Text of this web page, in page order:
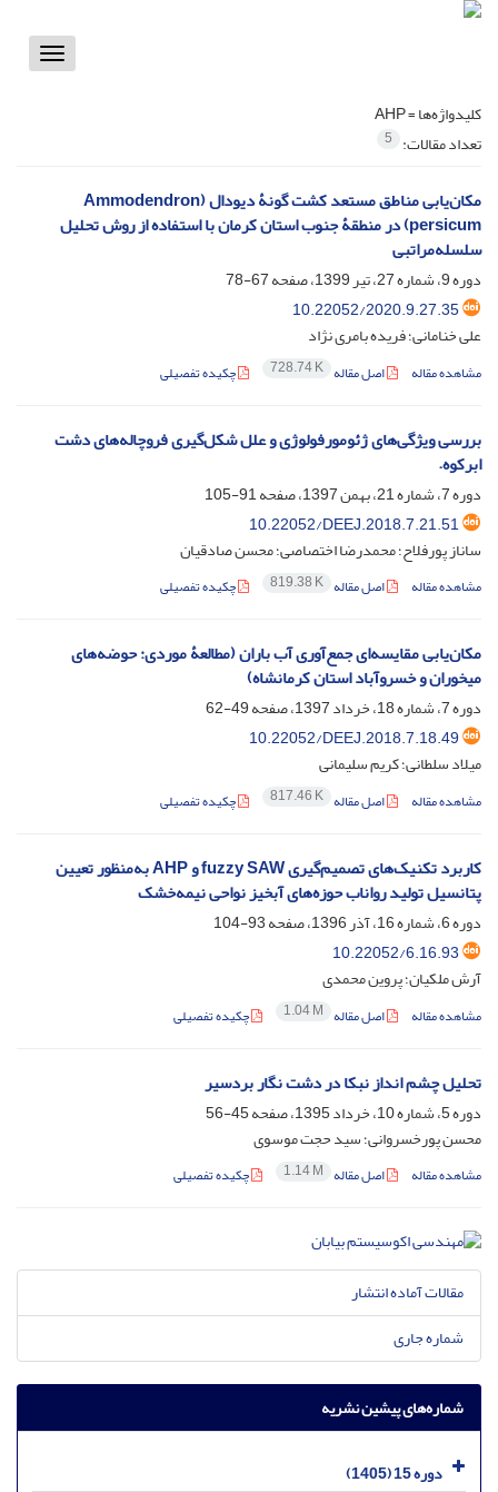
Toggle
کلیدواژه‌ها =AHP
تعداد مقالات: 5
مکان‌یابی مناطق مستعد کشت گونۀ دیودال (Ammodendron
persicum) در منطقۀ جنوب استان کرمان با استفاده از روش تحلیل
سلسله‌مراتبی
دوره 9، شماره 27، تیر 1399، صفحه
67-78
10.22052/2020.9.27.35
علی خنامانی؛ فریده بامری نژاد
مشاهده مقاله اصل مقاله 728.74 K چکیده تفصیلی
بررسی ویژگی‌های ژئومورفولوژی و علل شکل‌گیری فروچاله‌های دشت
ابرکوه.
دوره 7، شماره 21، بهمن 1397، صفحه
91-105
10.22052/DEEJ.2018.7.21.51
ساناز پورفلاح؛ محمدرضا اختصاصی؛ محسن صادقیان
مشاهده مقاله اصل مقاله 819.38 K چکیده تفصیلی
مکان‌یابی مقایسه‌ای جمع‌آوری آب باران (مطالعۀ موردی: حوضه‌های
میخوران و خسروآباد استان کرمانشاه)
دوره 7، شماره 18، خرداد 1397، صفحه
49-62
10.22052/DEEJ.2018.7.18.49
میلاد سلطانی؛ کریم سلیمانی
مشاهده مقاله اصل مقاله 817.46 K چکیده تفصیلی
کاربرد تکنیک‌های تصمیم‌گیری fuzzy SAW و AHP به‌منظور تعیین
پتانسیل تولید رواناب حوزه‌های آبخیز نواحی نیمه‌خشک
دوره 6، شماره 16، آذر 1396، صفحه
93-104
10.22052/6.16.93
آرش ملکیان؛ پروین محمدی
مشاهده مقاله اصل مقاله 1.04 M چکیده تفصیلی
تحلیل چشم انداز نبکا در دشت نگار بردسیر
دوره 5، شماره 10، خرداد 1395، صفحه
45-56
محسن پورخسروانی؛ سید حجت موسوی
مشاهده مقاله اصل مقاله 1.14 M چکیده تفصیلی
مقالات آماده انتشار
شماره جاری
شماره‌های پیشین نشریه
دوره 15 (1405)